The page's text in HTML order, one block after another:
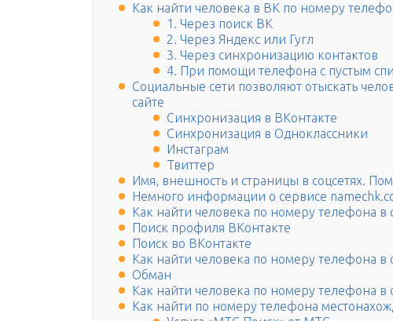
Как найти человека в ВК по номеру
1. Через поиск ВК
2. Через Яндекс или Гугл
3. Через синхронизацию контактов
4. При помощи телефона с пустым
Социальные сети позволяют отыскать
сайте
Синхронизация в ВКонтакте
Синхронизация в Одноклассники
Инстаграм
Твиттер
Имя, внешность и страницы в соцсетях.
Немного информации о сервисе
Как найти человека по номеру телефона в
Поиск профиля ВКонтакте
Поиск во ВКонтакте
Как найти человека по номеру телефона в
Обман
Как найти человека по номеру телефона в
Как найти по номеру телефона